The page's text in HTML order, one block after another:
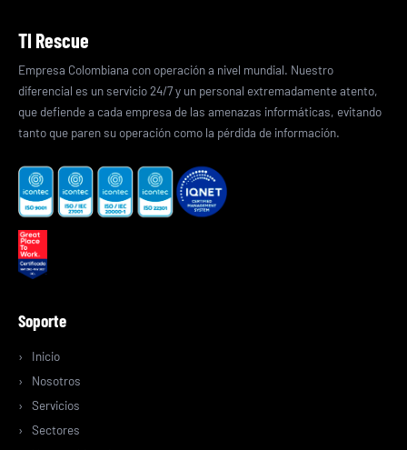
TI Rescue
Empresa Colombiana con operación a nivel mundial. Nuestro
diferencial es un servicio 24/7 y un personal extremadamente atento,
que defiende a cada empresa de las amenazas informáticas, evitando
tanto que paren su operación como la pérdida de información.
Soporte
Inicio
Nosotros
Servicios
Sectores